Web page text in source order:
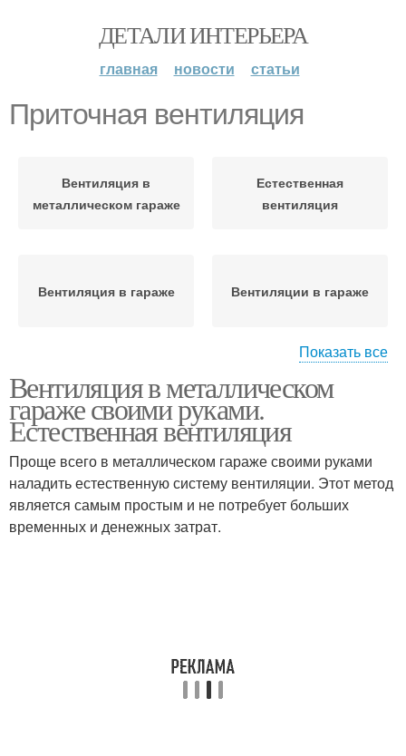
ДЕТАЛИ ИНТЕРЬЕРА
главная новости статьи
Приточная вентиляция
Вентиляция в
металлическом гараже
Естественная
вентиляция
Вентиляция в гараже Вентиляции в гараже
вентиляция
вентиляция
Вентиляция в комнате Домашняя вентиляция
Показать все
Вентиляция в металлическом
гараже своими руками.
Естественная вентиляция
Проще всего в металлическом гараже своими руками
наладить естественную систему вентиляции. Этот метод
является самым простым и не потребует больших
временных и денежных затрат.